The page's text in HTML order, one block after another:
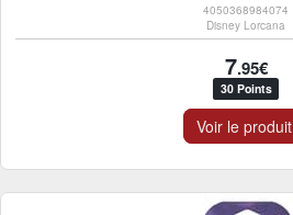
4050368984074
Disney Lorcana
7.95€
30 Points
Voir le produit